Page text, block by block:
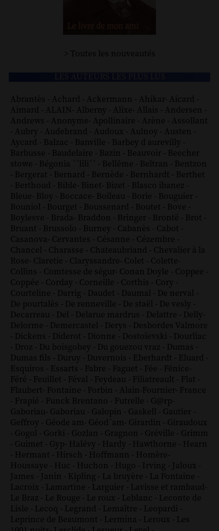
> Toutes les nouveautés
Abrantès - Achard - Ackermann - Ahikar- Aicard -
Aimard - ALAIN- Alberny - Alixe- Allais - Andersen -
Andrews - Anonyme- Apollinaire - Arène - Assollant
- Aubry - Audebrand - Audoux - Aulnoy - Austen -
Aycard - Balzac - Banville - Barbey d aurevilly -
Barbusse - Baudelaire - Bazin - Beauvoir - Beecher
stowe - Bégonia ´´lili´´ - Bellême - Beltran - Bentzon
- Bergerat - Bernard - Bernède - Bernhardt - Berthet
- Berthoud - Bible- Binet- Bizet - Blasco ibanez -
Bleue- Bloy - Boccace- Boileau - Borie - Bouguier -
Bouniol - Bourget - Boussenard - Boutet - Bove -
Boylesve - Brada- Braddon - Bringer - Brontë - Brot -
Bruant - Brussolo - Burney - Cabanès - Cabot -
Casanova- Cervantes - Césanne - Cézembre -
Chancel - Charasse - Chateaubriand - Chevalier à la
Rose- Claretie - Claryssandre- Colet - Colette-
Collins - Comtesse de ségur- Conan Doyle - Coppee -
Coppée - Corday - Corneille - Corthis - Cory -
Courteline - Darrig - Daudet - Daumal - De nerval -
De pourtalès - De renneville - De staël - De vesly -
Decarreau - Del - Delarue mardrus - Delattre - Delly-
Delorme - Demercastel - Derys - Desbordes Valmore
- Dickens - Diderot - Dionne - Dostoïevski - Dourliac
- Droz - Du boisgobey - Du gouezou vraz - Dumas -
Dumas fils - Duruy - Duvernois - Eberhardt - Eluard -
Esquiros - Essarts - Fabre - Faguet - Fée - Fénice-
Féré - Feuillet - Féval - Feydeau - Filiatreault - Flat -
Flaubert- Fontaine - Forbin - Alain-Fournier- France
- Frapié - Funck Brentano - Futrelle - G@rp-
Gaboriau- Gaboriau - Galopin - Gaskell - Gautier -
Geffroy - Géode am- Géod´am- Girardin - Giraudoux
- Gogol - Gorki - Gozlan - Gragnon - Gréville - Grimm
- Guimet - Gyp- Halévy - Hardy - Hawthorne - Hearn
- Hermant - Hirsch - Hoffmann - Homère-
Houssaye - Huc - Huchon - Hugo - Irving - Jaloux -
James - Janin - Kipling - La bruyère - La Fontaine -
Lacroix - Lamartine - Larguier - Lavisse et rambaud-
Le Braz - Le Rouge - Le roux - Leblanc - Leconte de
Lisle - Lecoq - Legrand - Lemaître - Leopardi -
Leprince de Beaumont - Lermina - Leroux - Les